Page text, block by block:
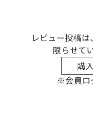
レビュー投稿
限らせて
購
※会員ロ